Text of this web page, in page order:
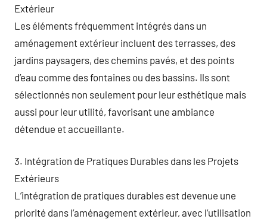
Extérieur
Les éléments fréquemment intégrés dans un
aménagement extérieur incluent des terrasses, des
jardins paysagers, des chemins pavés, et des points
d’eau comme des fontaines ou des bassins. Ils sont
sélectionnés non seulement pour leur esthétique mais
aussi pour leur utilité, favorisant une ambiance
détendue et accueillante.
3. Intégration de Pratiques Durables dans les Projets
Extérieurs
L’intégration de pratiques durables est devenue une
priorité dans l’aménagement extérieur, avec l’utilisation